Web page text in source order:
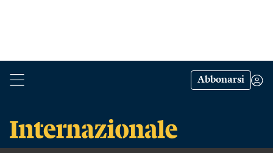
Abbonarsi